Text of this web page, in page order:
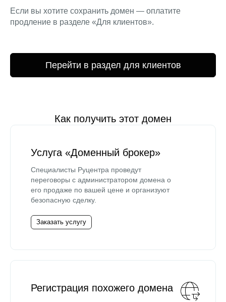
Если вы хотите сохранить домен — оплатите
продление в разделе «Для клиентов».
Перейти в раздел для клиентов
Как получить этот домен
Услуга «Доменный брокер»
Специалисты Руцентра проведут
переговоры с администратором домена о
его продаже по вашей цене и организуют
безопасную сделку.
Заказать услугу
Регистрация похожего домена